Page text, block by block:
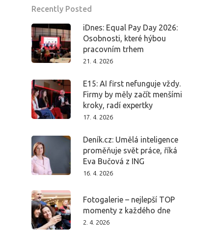
Recently Posted
iDnes: Equal Pay Day 2026:
Osobnosti, které hýbou
pracovním trhem
21. 4. 2026
E15: AI first nefunguje vždy.
Firmy by měly začít menšími
kroky, radí expertky
17. 4. 2026
Deník.cz: Umělá inteligence
proměňuje svět práce, říká
Eva Bučová z ING
16. 4. 2026
Fotogalerie – nejlepší TOP
momenty z každého dne
2. 4. 2026